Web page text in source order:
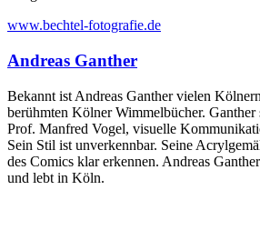
www.bechtel-fotografie.de
Andreas Ganther
Bekannt ist Andreas Ganther vielen
berühmten Kölner Wimmelbücher.
Prof. Manfred Vogel, visuelle
Sein Stil ist unverkennbar. Seine
des Comics klar erkennen. Andreas
und lebt in Köln.